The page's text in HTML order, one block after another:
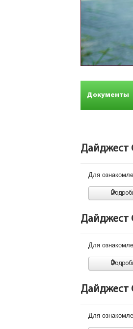
Документы
Дайджест
Для
Дайджест
Для
Дайджест
Для